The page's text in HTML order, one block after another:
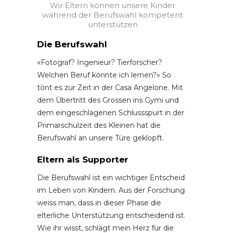
Wir Eltern können unsere Kinder
während der Berufswahl kompetent
unterstützen
Die Berufswahl
«Fotograf? Ingenieur? Tierforscher?
Welchen Beruf könnte ich lernen?» So
tönt es zur Zeit in der Casa Angelone. Mit
dem Übertritt des Grossen ins Gymi und
dem eingeschlagenen Schlussspurt in der
Primarschulzeit des Kleinen hat die
Berufswahl an unsere Türe geklopft.
Eltern als Supporter
Die Berufswahl ist ein wichtiger Entscheid
im Leben von Kindern. Aus der Forschung
weiss man, dass in dieser Phase die
elterliche Unterstützung entscheidend ist.
Wie ihr wisst, schlägt mein Herz für die